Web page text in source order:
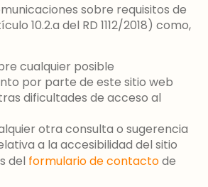
sobre requisitos de
10.2.a del RD 1112/2018) como,
cualquier posible
por parte de este sitio web
dificultades de acceso al
otra consulta o sugerencia
a la accesibilidad del sitio
del formulario de contactode